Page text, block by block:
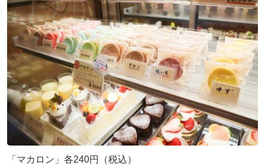
「マカロン」各240円（税込）